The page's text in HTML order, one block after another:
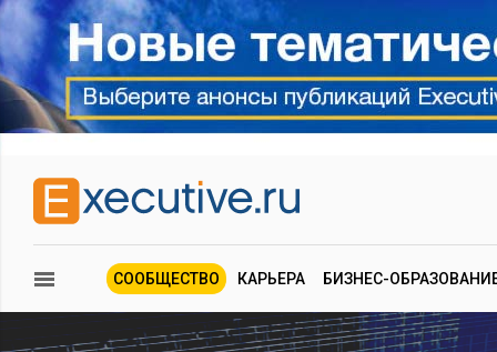
СООБЩЕСТВО КАРЬЕРА БИЗНЕС-